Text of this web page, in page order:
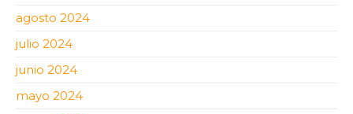
agosto 2024
julio 2024
junio 2024
mayo 2024